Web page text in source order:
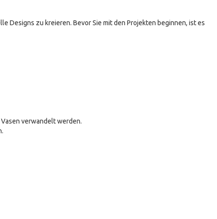
Designs zu kreieren. Bevor Sie mit den Projekten beginnen, ist es
verwandelt werden.